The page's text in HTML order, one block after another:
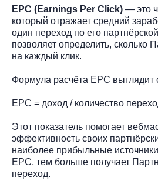
EPC (Earnings Per Click) ― это
который отражает средний
один переход по его
позволяет определить, сколько
на каждый клик.
Формула расчёта EPC
EPC = доход / количество
Этот показатель помогает
эффективность своих
наиболее прибыльные
EPC, тем больше получает
переход.